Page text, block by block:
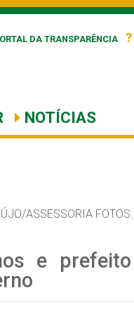
DA TRANSPARÊNCIA ?
NOTÍCIAS
ASSESSORIA
e